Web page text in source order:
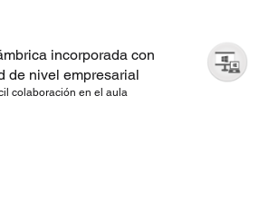
incorporada con
de nivel empresarial
colaboración en el aula